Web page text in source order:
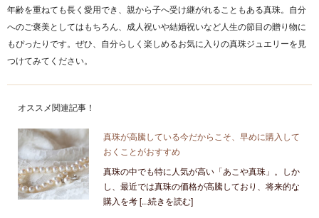
年齢を重ねても長く愛用でき、親から子へ受け継がれることもある真珠。自分
へのご褒美としてはもちろん、成人祝いや結婚祝いなど人生の節目の贈り物に
もぴったりです。ぜひ、自分らしく楽しめるお気に入りの真珠ジュエリーを見
つけてみてください。
オススメ関連記事！
真珠が高騰している今だからこそ、早めに購入して
おくことがおすすめ
真珠の中でも特に人気が高い「あこや真珠」。しか
し、最近では真珠の価格が高騰しており、将来的な
購入を考 [...続きを読む]